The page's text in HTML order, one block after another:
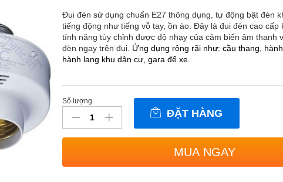
Đui đèn sử dụng chuẩn E27 thông dụng, tự động bật đèn
tiếng động như tiếng vỗ tay, ồn ào. Đây là đui đèn cao cấp
tính năng tùy chỉnh được độ nhạy của cảm biến âm thanh
đèn ngay trên đui. Ứng dụng rộng rãi như: cầu thang,
hành lang khu dân cư, gara để xe.
Đui
đèn
cảm
thanh,
Số lượng
ĐẶT HÀNG
MUA NGAY